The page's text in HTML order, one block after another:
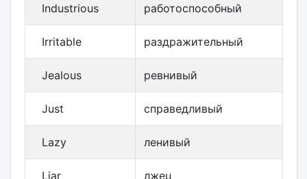
Industrious работоспособный
Irritable раздражительный
Jealous ревнивый
Just справедливый
Lazy ленивый
Liar лжец